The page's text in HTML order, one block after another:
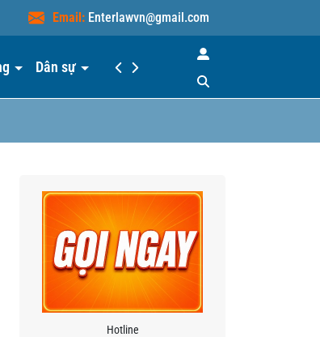
Email: Enterlawvn@gmail.com
Dân sự Hiểu luật
Hotline